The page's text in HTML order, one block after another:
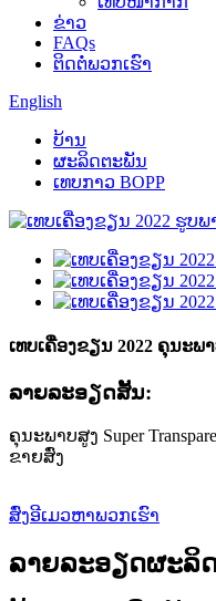
ຂ່າວ
FAQs
ຕິດ​ຕໍ່​ພວກ​ເຮົາ
English
ບ້ານ
ຜະລິດຕະພັນ
ເທບກາວ BOPP
ເທບເຄື່ອງຂຽນ 2022 ຄຸນະພ
ລາຍ​ລະ​ອຽດ​ສັ້ນ​:
ຄຸນະພາບສູງ Super
ຂາຍສົ່ງ
ສົ່ງອີເມວຫາພວກເຮົາ
ລາຍລະອຽດຜະລິ